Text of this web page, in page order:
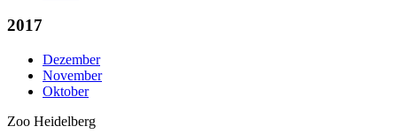
2017
Dezember
November
Oktober
Zoo Heidelberg